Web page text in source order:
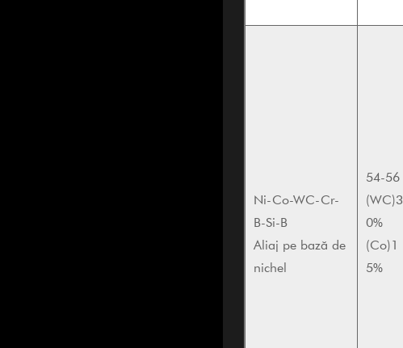
Ni-Co-WC-Cr-
B-Si-B
Aliaj pe bază de
nichel
54-56
(WC)3
0%
(Co)1
5%